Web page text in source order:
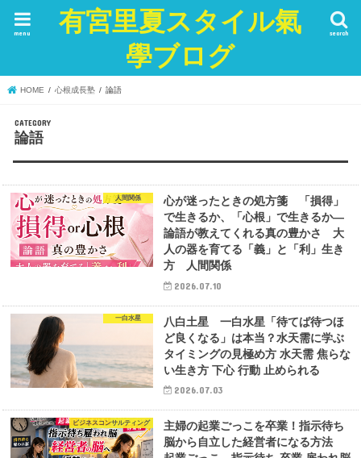
有宮里夏スタイル氣
學ブログ
search
menu
HOME 心根成長塾 論語
論語
人間関係
心が迷ったときの処方箋 「損得」
で生きるか、「心根」で生きるか―
論語が教えてくれる真の豊かさ 大
人の器を育てる「義」と「利」生き
方 人間関係
2026.07.10
一白水星
八白土星 一白水星「待てば待つほ
ど良くなる」は本当？水天需に学ぶ
タイミングの見極め方 水天需 焦らな
い生き方 下心 行動 止められる
2026.07.03
ビジネスコンサルティング
主婦の起業ごっこを卒業！指示待ち
脳から自立した経営者になる方法